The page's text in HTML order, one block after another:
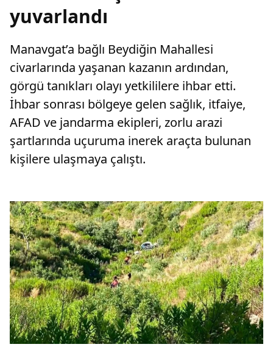
yuvarlandı
Manavgat’a bağlı Beydiğin Mahallesi
civarlarında yaşanan kazanın ardından,
görgü tanıkları olayı yetkililere ihbar etti.
İhbar sonrası bölgeye gelen sağlık, itfaiye,
AFAD ve jandarma ekipleri, zorlu arazi
şartlarında uçuruma inerek araçta bulunan
kişilere ulaşmaya çalıştı.